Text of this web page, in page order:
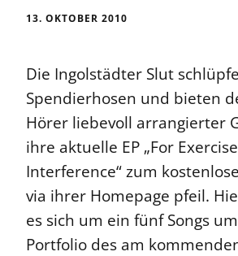
13. OKTOBER 2010
Die Ingolstädter Slut
Spendierhosen und bieten
Hörer liebevoll arrangierter
ihre aktuelle EP „For
Interference“ zum
via ihrer Homepage pfeil.
es sich um ein fünf Songs
Portfolio des am